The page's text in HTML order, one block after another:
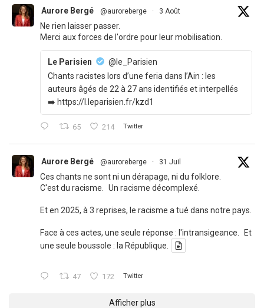
Aurore Bergé @auroreberge · 3 Août
Ne rien laisser passer.
Merci aux forces de l'ordre pour leur mobilisation.
Le Parisien
@le_Parisien
Chants racistes lors d’une feria dans l’Ain : les
auteurs âgés de 22 à 27 ans identifiés et interpellés
➡️ https://l.leparisien.fr/kzd1
65 214 Twitter
Aurore Bergé @auroreberge · 31 Juil
Ces chants ne sont ni un dérapage, ni du folklore.
C'est du racisme. Un racisme décomplexé.
Et en 2025, à 3 reprises, le racisme a tué dans notre pays.
Face à ces actes, une seule réponse : l'intransigeance. Et
une seule boussole : la République.
47 172 Twitter
Afficher plus